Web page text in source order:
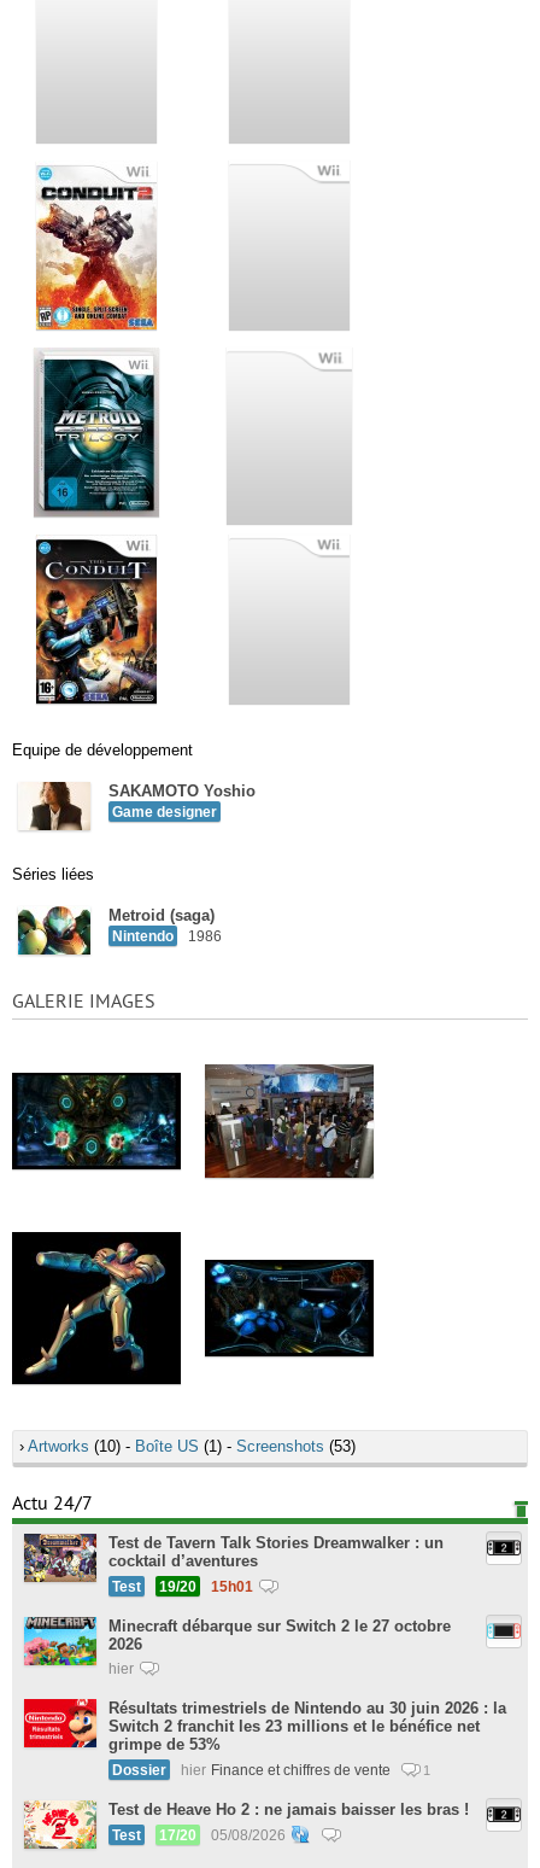
Equipe de développement
SAKAMOTO Yoshio
Game designer
Séries liées
Metroid (saga)
Nintendo 1986
GALERIE IMAGES
› Artworks (10) - Boîte US (1) - Screenshots (53)
Actu 24/7
Test de Tavern Talk Stories Dreamwalker : un
cocktail d’aventures
Test 19/20 15h01
Minecraft débarque sur Switch 2 le 27 octobre
2026
hier
Résultats trimestriels de Nintendo au 30 juin 2026 : la
Switch 2 franchit les 23 millions et le bénéfice net
grimpe de 53%
Dossier hier Finance et chiffres de vente 1
Test de Heave Ho 2 : ne jamais baisser les bras !
Test 17/20 05/08/2026